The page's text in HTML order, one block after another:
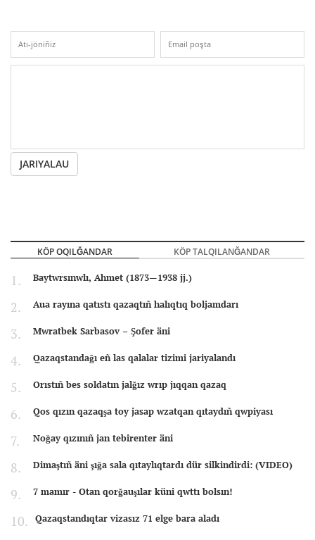
JARIYALAU
KÖP OQILĞANDAR KÖP TALQILANĞANDAR
Baytwrsınwlı, Ahmet (1873—1938 jj.)
Aua rayına qatıstı qazaqtıñ halıqtıq boljamdarı
Mwratbek Sarbasov – Şofer äni
Qazaqstandağı eñ las qalalar tizimi jariyalandı
Orıstıñ bes soldatın jalğız wrıp jıqqan qazaq
Qos qızın qazaqşa toy jasap wzatqan qıtaydıñ qwpiyası
Noğay qızınıñ jan tebirenter äni
Dimaştıñ äni şığa sala qıtaylıqtardı dür silkindirdi: (VIDEO)
7 mamır - Otan qorğauşılar küni qwttı bolsın!
Qazaqstandıqtar vizasız 71 elge bara aladı